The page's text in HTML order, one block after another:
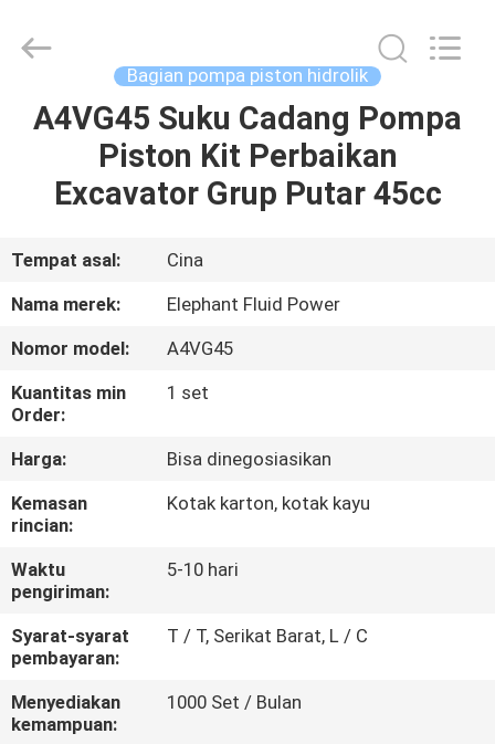
RUMAH
PRODUK
TENTANG
KAMI
TUR
PABRIK
KONTROL
KUALITAS
HUBUNGI
KAMI
BERITA
Power
Co.,Ltd.
Reserved.
Bagian pompa piston hidrolik
A4VG45 Suku Cadang Pompa
Piston Kit Perbaikan
Excavator Grup Putar 45cc
Tempat asal:
Cina
Nama merek:
Elephant Fluid Power
Nomor model:
A4VG45
Kuantitas min
Order:
1 set
Harga:
Bisa dinegosiasikan
Kemasan
rincian:
Kotak karton, kotak kayu
Waktu
pengiriman:
5-10 hari
Syarat-syarat
pembayaran:
T / T, Serikat Barat, L / C
Menyediakan
kemampuan:
1000 Set / Bulan